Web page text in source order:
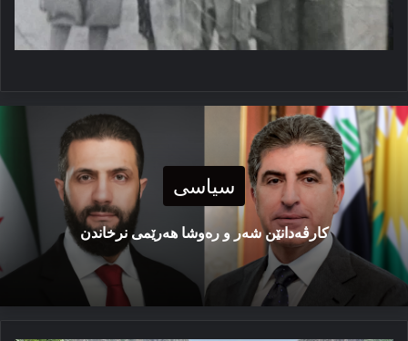
سیاسی
كارڤەدانێن شەر و رەوشا هەرێمی نرخاندن